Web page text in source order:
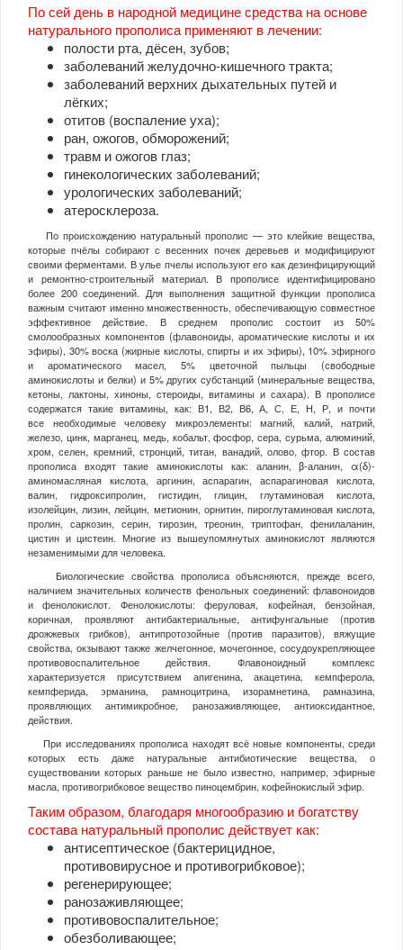
По сей день в народной медицине средства на основе
натурального прополиса применяют в лечении:
полости рта, дёсен, зубов;
заболеваний желудочно-кишечного тракта;
заболеваний верхних дыхательных путей и
лёгких;
отитов (воспаление уха);
ран, ожогов, обморожений;
травм и ожогов глаз;
гинекологических заболеваний;
урологических заболеваний;
атеросклероза.
По происхождению натуральный прополис — это клейкие вещества,
которые пчёлы собирают с весенних почек деревьев и модифицируют
своими ферментами. В улье пчелы используют его как дезинфицирующий
и ремонтно-строительный материал. В прополисе идентифицировано
более 200 соединений. Для выполнения защитной функции прополиса
важным считают именно множественность, обеспечивающую совместное
эффективное действие. В среднем прополис состоит из 50%
смолообразных компонентов (флавоноиды, ароматические кислоты и их
эфиры), 30% воска (жирные кислоты, спирты и их эфиры), 10% эфирного
и ароматического масел, 5% цветочной пыльцы (свободные
аминокислоты и белки) и 5% других субстанций (минеральные вещества,
кетоны, лактоны, хиноны, стероиды, витамины и сахара). В прополисе
содержатся такие витамины, как: В1, В2, В6, А, С, Е, Н, Р, и почти
все необходимые человеку микроэлементы: магний, калий, натрий,
железо, цинк, марганец, медь, кобальт, фосфор, сера, сурьма, алюминий,
хром, селен, кремний, стронций, титан, ванадий, олово, фтор. В состав
прополиса входят такие аминокислоты как: аланин, β-аланин, α(δ)-
аминомасляная кислота, аргинин, аспарагин, аспарагиновая кислота,
валин, гидроксипролин, гистидин, глицин, глутаминовая кислота,
изолейцин, лизин, лейцин, метионин, орнитин, пироглутаминовая кислота,
пролин, саркозин, серин, тирозин, треонин, триптофан, фенилаланин,
цистин и цистеин. Многие из вышеупомянутых аминокислот являются
незаменимыми для человека.
Биологические свойства прополиса объясняются, прежде всего,
наличием значительных количеств фенольных соединений: флавоноидов
и фенолокислот. Фенолокислоты: феруловая, кофейная, бензойная,
коричная, проявляют антибактериальные, антифунгальные (против
дрожжевых грибков), антипротозойные (против паразитов), вяжущие
свойства, окзывают также желчегонное, мочегонное, сосудоукрепляющее
противовоспалительное действия. Флавоноидный комплекс
характеризуется присутствием апигенина, акацетина, кемпферола,
кемпферида, эрманина, рамноцитрина, изорамнетина, рамназина,
проявляющих антимикробное, ранозаживляющее, антиоксидантное,
действия.
При исследованиях прополиса находят всё новые компоненты, среди
которых есть даже натуральные антибиотические вещества, о
существовании которых раньше не было известно, например, эфирные
масла, противогрибковое вещество пиноцембрин, кофейнокислый эфир.
Таким образом, благодаря многообразию и богатству
состава натуральный прополис действует как:
антисептическое (бактерицидное,
противовирусное и противогрибковое);
регенерирующее;
ранозаживляющее;
противовоспалительное;
обезболивающее;